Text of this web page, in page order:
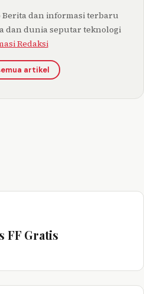
dan informasi terbaru
dan dunia seputar teknologi
Redaksi
artikel
FF Gratis